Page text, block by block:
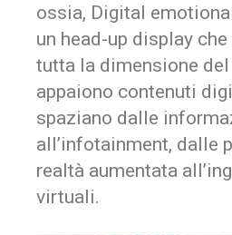
ossia, Digital
un head-up display che
tutta la dimensione del
appaiono contenuti
spaziano dalle
all’infotainment, dalle
realtà aumentata
virtuali.